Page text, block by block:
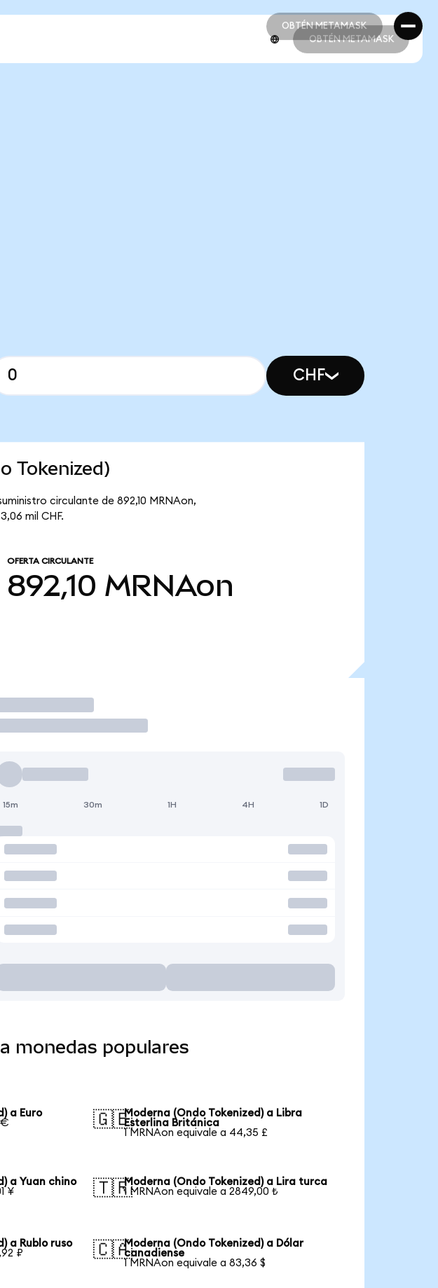
OBTÉN METAMASK
OBTÉN METAMASK
OBTÉN METAMASK
CHF
Tokenized)
circulante de 892,10 MRNAon,
mil CHF.
OFERTA CIRCULANTE
892,10 MRNAon
15m 30m 1H 4H 1D
monedas populares
a Euro
€
🇬🇧Moderna (Ondo Tokenized) a Libra
Esterlina Británica
1 MRNAon equivale a 44,35 £
a Yuan chino
¥
🇹🇷Moderna (Ondo Tokenized) a Lira turca
1 MRNAon equivale a 2849,00 ₺
a Rublo ruso
₽
🇨🇦Moderna (Ondo Tokenized) a Dólar
canadiense
1 MRNAon equivale a 83,36 $